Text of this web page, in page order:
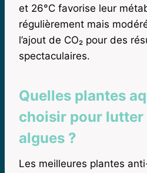
et 26°C favorise leur
régulièrement mais
l’ajout de CO₂ pour des
spectaculaires.
Quelles plantes
choisir pour lutter
algues ?
Les meilleures plantes